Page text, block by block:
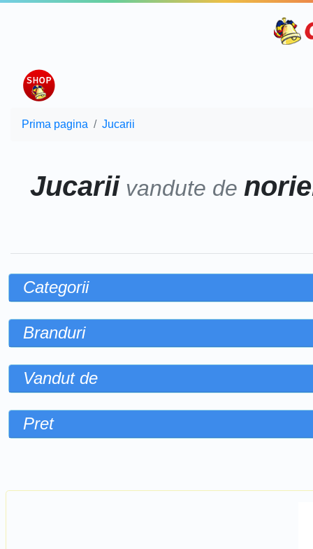
Prima pagina Jucarii
Jucarii vandute de
Categorii
Branduri
Vandut de
Pret